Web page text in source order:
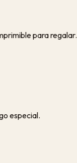
para regalar.
especial.